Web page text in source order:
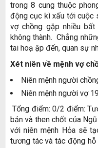
trong 8 cung thuộc
động cục kì xấu tới cuộc
vợ chồng gặp nhiều
không thành. Chẳng
tai hoạ ập đến, quan sự
Xét niên về mệnh vợ
Niên mệnh người
Niên mệnh người vợ
Tổng điểm: 0/2 điểm:
bản và then chốt của
với niên mệnh Hỏa sẽ
tương tác và tác động